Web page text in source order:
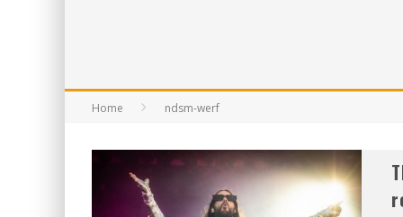
Home ndsm-werf